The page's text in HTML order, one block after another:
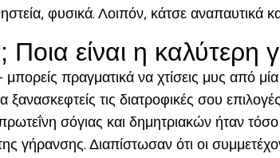
φυσικά. Λοιπόν, κάτσε αναπαυτικά
είναι η
πραγματικά να χτίσεις μυς από
τις διατροφικές σου
σόγιας και δημητριακών ήταν
γήρανσης. Διαπίστωσαν ότι οι